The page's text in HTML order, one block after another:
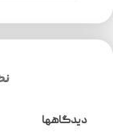
دیدگاهها